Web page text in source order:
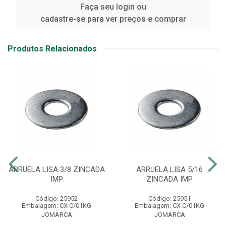
Faça seu login ou
cadastre-se para ver preços e comprar
Produtos Relacionados
ARRUELA LISA 3/8 ZINCADA
IMP
Código: 25952
Embalagem: CX C/01KG
JOMARCA
ARRUELA LISA 5/16
ZINCADA IMP
Código: 25951
Embalagem: CX C/01KG
JOMARCA